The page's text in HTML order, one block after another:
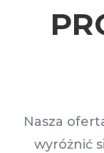
Nasza
wyróżnić